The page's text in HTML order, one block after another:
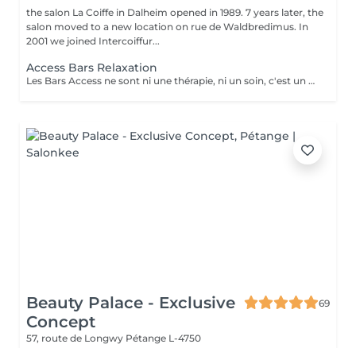
the salon La Coiffe in Dalheim opened in 1989. 7 years later, the
salon moved to a new location on rue de Waldbredimus. In
2001 we joined Intercoiffur...
Access Bars Relaxation
Les Bars Access ne sont ni une thérapie, ni un soin, c'est un outil qui favorise le fameux « lâcher-prise ». La stimulation de ces points entraîne un relâchement des blocages mentaux, provoque une relaxation intense et lorsque touchés doucement, ils relâchent sans effort, tout ce qui empêche de recevoir.
Beauty Palace - Exclusive
Concept
69
57, route de Longwy Pétange L-4750